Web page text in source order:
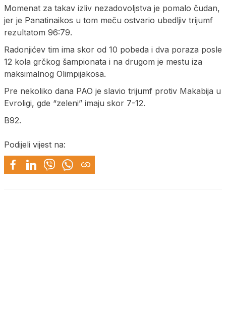
Momenat za takav izliv nezadovoljstva je pomalo čudan,
jer je Panatinaikos u tom meču ostvario ubedljiv trijumf
rezultatom 96:79.
Radonjićev tim ima skor od 10 pobeda i dva poraza posle
12 kola grčkog šampionata i na drugom je mestu iza
maksimalnog Olimpijakosa.
Pre nekoliko dana PAO je slavio trijumf protiv Makabija u
Evroligi, gde “zeleni” imaju skor 7-12.
B92.
Podijeli vijest na: